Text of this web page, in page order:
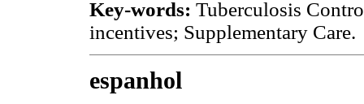
Key-words: Tuberculosis
incentives; Supplementary Care.
espanhol